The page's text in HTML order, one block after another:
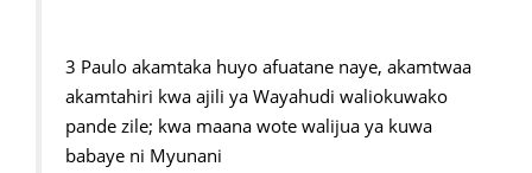
3 Paulo akamtaka huyo afuatane naye, akamtwaa
akamtahiri kwa ajili ya Wayahudi waliokuwako
pande zile; kwa maana wote walijua ya kuwa
babaye ni Myunani